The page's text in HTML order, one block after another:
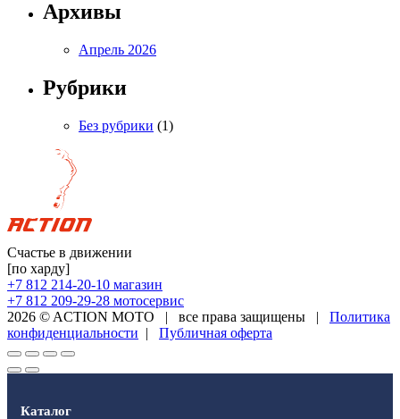
Архивы
Апрель 2026
Рубрики
Без рубрики (1)
Счастье в движении
[по харду]
+7 812 214-20-10 магазин
+7 812 209-29-28 мотосервис
2026 © ACTION MOTO | все права защищены |
Политика
конфиденциальности | Публичная оферта
Каталог